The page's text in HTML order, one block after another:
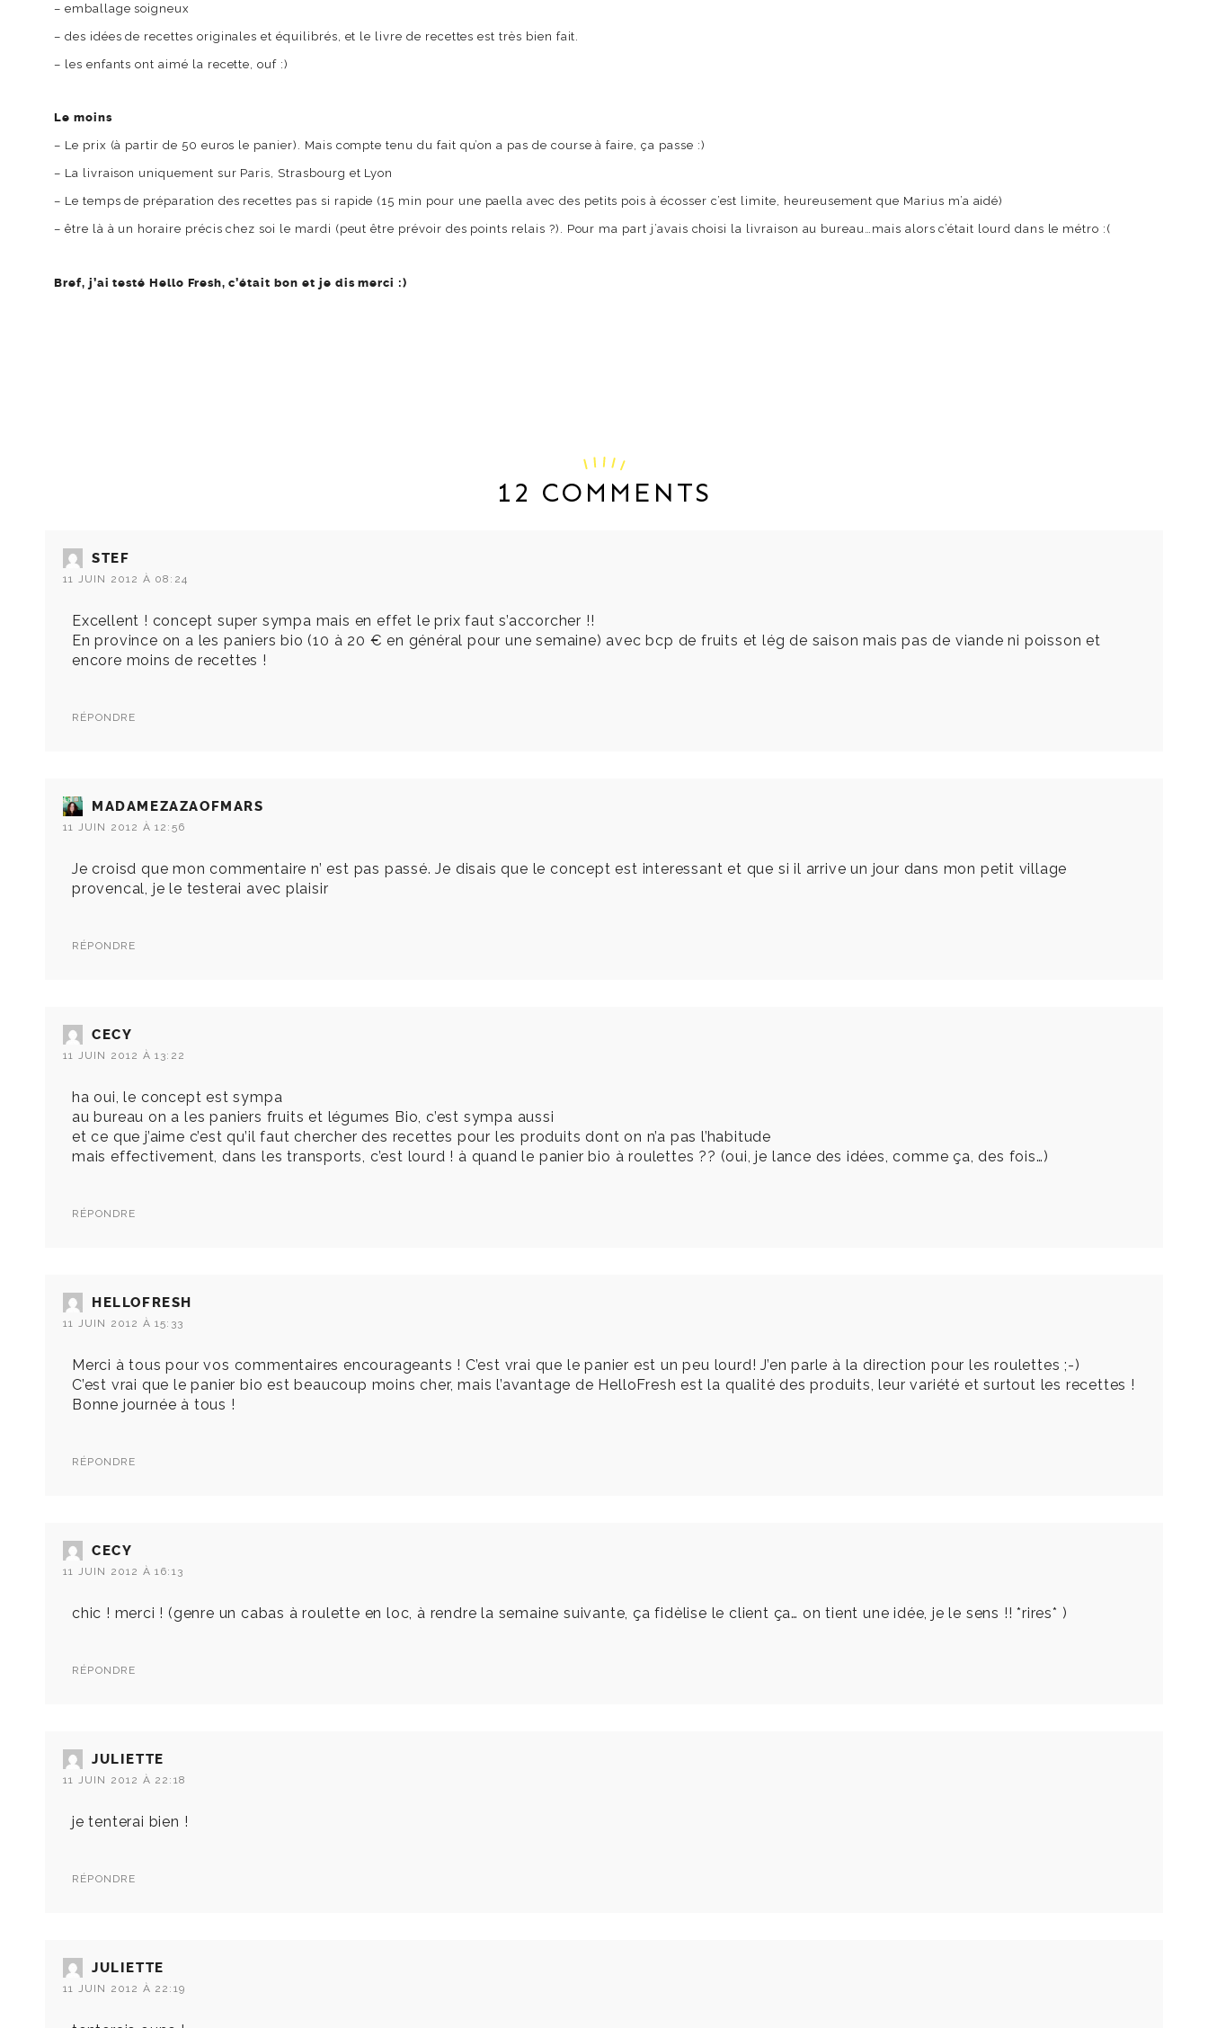
– emballage soigneux
– des idées de recettes originales et équilibrés, et le livre de recettes est très bien fait.
– les enfants ont aimé la recette, ouf :)
Le moins
– Le prix (à partir de 50 euros le panier). Mais compte tenu du fait qu’on a pas de course à faire, ça passe :)
– La livraison uniquement sur Paris, Strasbourg et Lyon
– Le temps de préparation des recettes pas si rapide (15 min pour une paella avec des petits pois à écosser c’est limite, heureusement que Marius m’a aidé)
– être là à un horaire précis chez soi le mardi (peut être prévoir des points relais ?). Pour ma part j’avais choisi la livraison au bureau…mais alors c’était lourd dans le métro :(
Bref, j’ai testé Hello Fresh, c’était bon et je dis merci :)
12 COMMENTS
STEF
11 JUIN 2012 À 08:24
Excellent ! concept super sympa mais en effet le prix faut s’accorcher !!
En province on a les paniers bio (10 à 20 € en général pour une semaine) avec bcp de fruits et lég de saison mais pas de viande ni poisson et
encore moins de recettes !
RÉPONDRE
MADAMEZAZAOFMARS
11 JUIN 2012 À 12:56
Je croisd que mon commentaire n’ est pas passé. Je disais que le concept est interessant et que si il arrive un jour dans mon petit village
provencal, je le testerai avec plaisir
RÉPONDRE
CECY
11 JUIN 2012 À 13:22
ha oui, le concept est sympa
au bureau on a les paniers fruits et légumes Bio, c’est sympa aussi
et ce que j’aime c’est qu’il faut chercher des recettes pour les produits dont on n’a pas l’habitude
mais effectivement, dans les transports, c’est lourd ! à quand le panier bio à roulettes ?? (oui, je lance des idées, comme ça, des fois…)
RÉPONDRE
HELLOFRESH
11 JUIN 2012 À 15:33
Merci à tous pour vos commentaires encourageants ! C’est vrai que le panier est un peu lourd! J’en parle à la direction pour les roulettes ;-)
C’est vrai que le panier bio est beaucoup moins cher, mais l’avantage de HelloFresh est la qualité des produits, leur variété et surtout les recettes !
Bonne journée à tous !
RÉPONDRE
CECY
11 JUIN 2012 À 16:13
chic ! merci ! (genre un cabas à roulette en loc, à rendre la semaine suivante, ça fidèlise le client ça… on tient une idée, je le sens !! *rires* )
RÉPONDRE
JULIETTE
11 JUIN 2012 À 22:18
je tenterai bien !
RÉPONDRE
JULIETTE
11 JUIN 2012 À 22:19